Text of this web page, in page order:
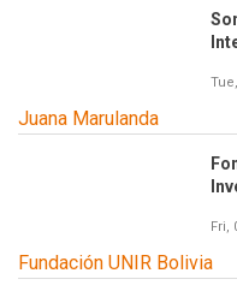
Juana Marulanda
Fri,
Fundación UNIR Bolivia